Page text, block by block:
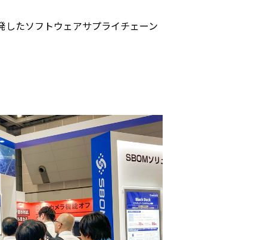
したソフトウェアサプライチェーン